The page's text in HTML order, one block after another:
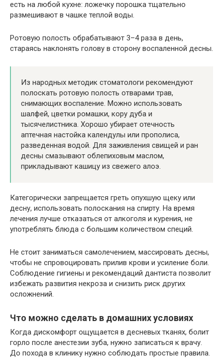
есть на любой кухне: ложечку порошка тщательно
размешивают в чашке теплой воды.
Ротовую полость обрабатывают 3–4 раза в день,
стараясь наклонять голову в сторону воспаленной десны.
Из народных методик стоматологи рекомендуют
полоскать ротовую полость отварами трав,
снимающих воспаление. Можно использовать
шалфей, цветки ромашки, кору дуба и
тысячелистника. Хорошо убирает отечность
аптечная настойка календулы или прополиса,
разведенная водой. Для заживления свищей и ран
десны смазывают облепиховым маслом,
прикладывают кашицу из свежего алоэ.
Категорически запрещается греть опухшую щеку или
десну, использовать полоскания на спирту. На время
лечения лучше отказаться от алкоголя и курения, не
употреблять блюда с большим количеством специй.
Не стоит заниматься самолечением, массировать десны,
чтобы не спровоцировать прилив крови и усиление боли.
Соблюдение гигиены и рекомендаций дантиста позволит
избежать развития некроза и снизить риск других
осложнений.
Что можно сделать в домашних условиях
Когда дискомфорт ощущается в десневых тканях, болит
горло после анестезии зуба, нужно записаться к врачу.
До похода в клинику нужно соблюдать простые правила.